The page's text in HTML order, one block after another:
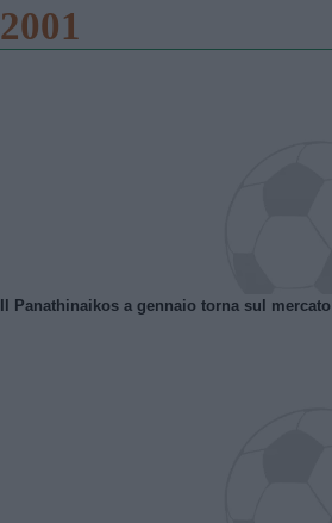
2001
Il Panathinaikos a gennaio torna sul mercato